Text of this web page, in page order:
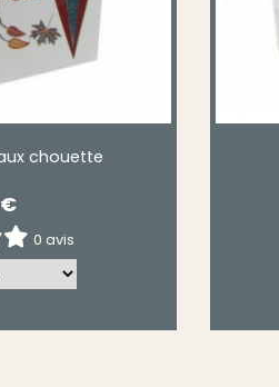
chouette
€
0 avis